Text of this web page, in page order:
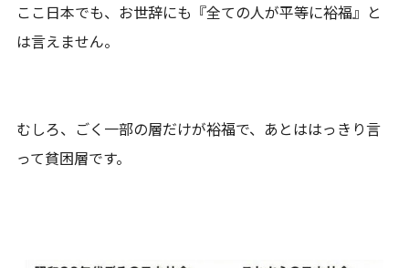
ここ日本でも、お世辞にも『全ての人が平等に裕福』と
は言えません。
むしろ、ごく一部の層だけが裕福で、あとははっきり言
って貧困層です。